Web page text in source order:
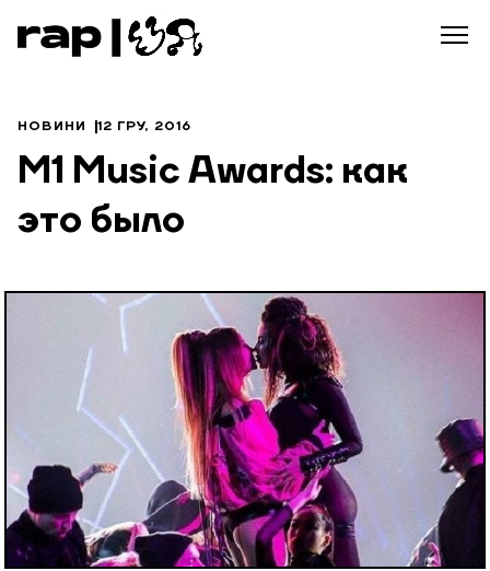
НОВИНИ 12 ГРУ, 2016
M1 Music Awards: как
это было